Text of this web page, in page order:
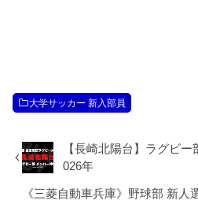
大学サッカー 新入部員
【長崎北陽台】ラグビ
026年
《三菱自動車兵庫》野球部 新人